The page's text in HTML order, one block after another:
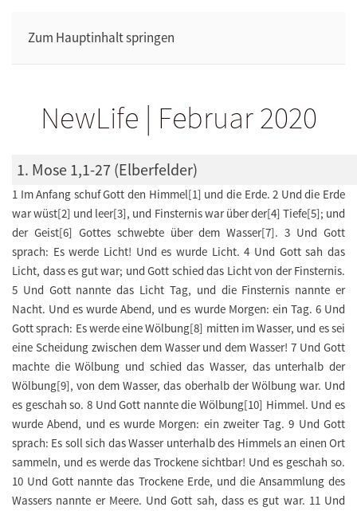
Zum Hauptinhalt springen
NewLife | Februar 2020
1. Mose 1,1-27 (Elberfelder)
1 Im Anfang schuf Gott den Himmel[1] und die Erde. 2 Und die Erde
war wüst[2] und leer[3], und Finsternis war über der[4] Tiefe[5]; und
der Geist[6] Gottes schwebte über dem Wasser[7]. 3 Und Gott
sprach: Es werde Licht! Und es wurde Licht. 4 Und Gott sah das
Licht, dass es gut war; und Gott schied das Licht von der Finsternis.
5 Und Gott nannte das Licht Tag, und die Finsternis nannte er
Nacht. Und es wurde Abend, und es wurde Morgen: ein Tag. 6 Und
Gott sprach: Es werde eine Wölbung[8] mitten im Wasser, und es sei
eine Scheidung zwischen dem Wasser und dem Wasser! 7 Und Gott
machte die Wölbung und schied das Wasser, das unterhalb der
Wölbung[9], von dem Wasser, das oberhalb der Wölbung war. Und
es geschah so. 8 Und Gott nannte die Wölbung[10] Himmel. Und es
wurde Abend, und es wurde Morgen: ein zweiter Tag. 9 Und Gott
sprach: Es soll sich das Wasser unterhalb des Himmels an einen Ort
sammeln, und es werde das Trockene sichtbar! Und es geschah so.
10 Und Gott nannte das Trockene Erde, und die Ansammlung des
Wassers nannte er Meere. Und Gott sah, dass es gut war. 11 Und